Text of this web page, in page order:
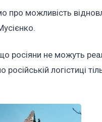
про можливість
росіяни не можуть
російській логістиці